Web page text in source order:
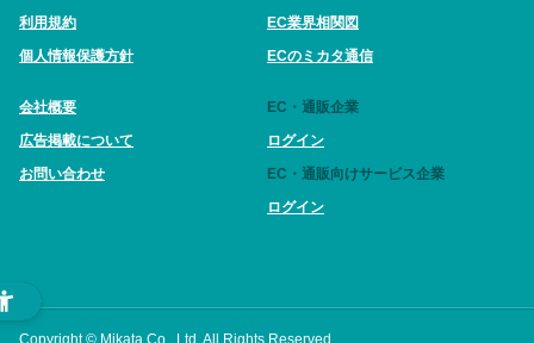
利用規約
個人情報保護方針
会社概要
広告掲載について
お問い合わせ
EC業界相関図
ECのミカタ通信
EC・通販企業
ログイン
EC・通販向けサービス企業
ログイン
Copyright © Mikata Co., Ltd. All Rights Reserved.